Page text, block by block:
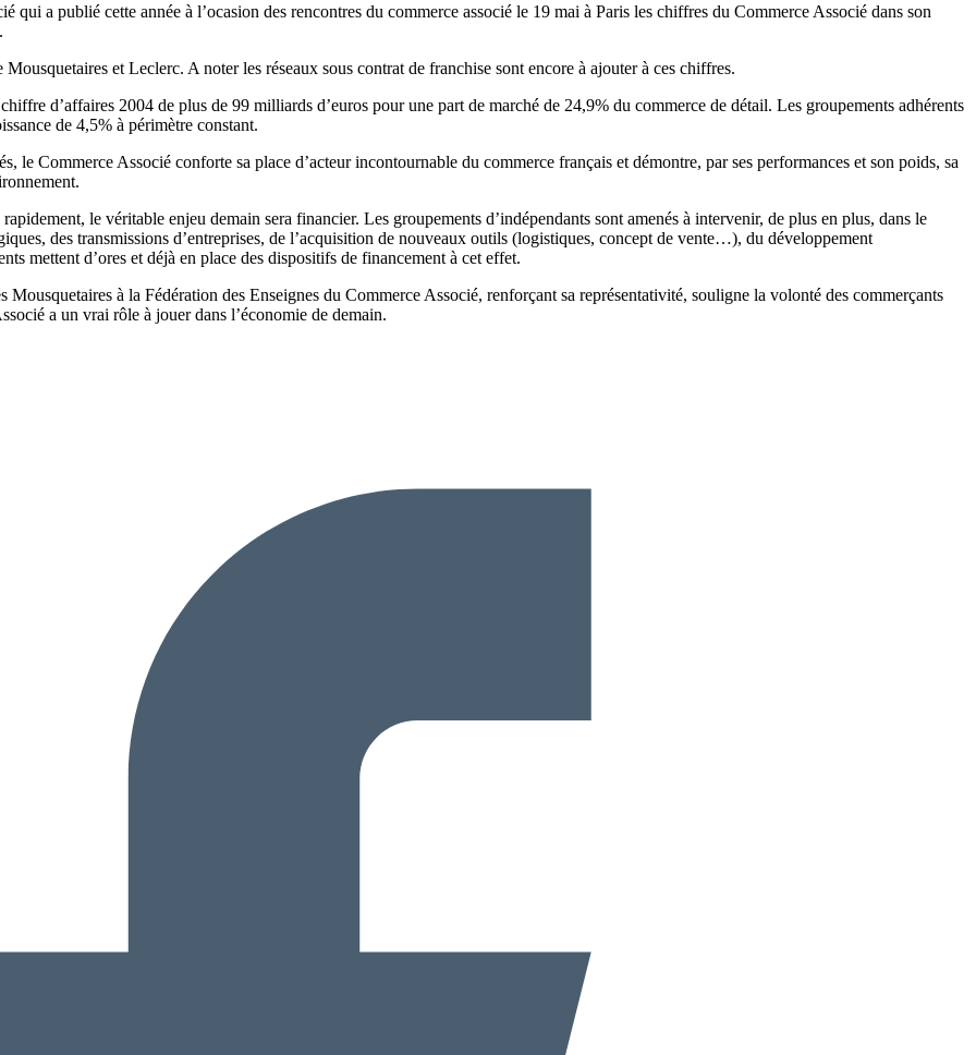
qui a publié cette année à l’ocasion des rencontres du commerce associé le 19 mai à Paris les chiffres du Commerce Associé dans son
et Leclerc. A noter les réseaux sous contrat de franchise sont encore à ajouter à ces chiffres.
d’affaires 2004 de plus de 99 milliards d’euros pour une part de marché de 24,9% du commerce de détail. Les groupements adhérents
de 4,5% à périmètre constant.
le Commerce Associé conforte sa place d’acteur incontournable du commerce français et démontre, par ses performances et son poids, sa
le véritable enjeu demain sera financier. Les groupements d’indépendants sont amenés à intervenir, de plus en plus, dans le
des transmissions d’entreprises, de l’acquisition de nouveaux outils (logistiques, concept de vente…), du développement
mettent d’ores et déjà en place des dispositifs de financement à cet effet.
à la Fédération des Enseignes du Commerce Associé, renforçant sa représentativité, souligne la volonté des commerçants
a un vrai rôle à jouer dans l’économie de demain.